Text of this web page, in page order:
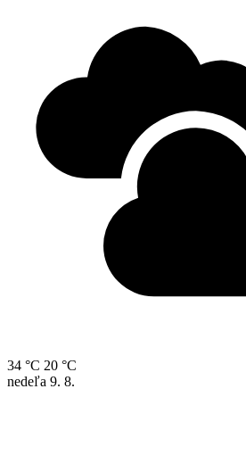
34 °C 20 °C
nedeľa 9. 8.